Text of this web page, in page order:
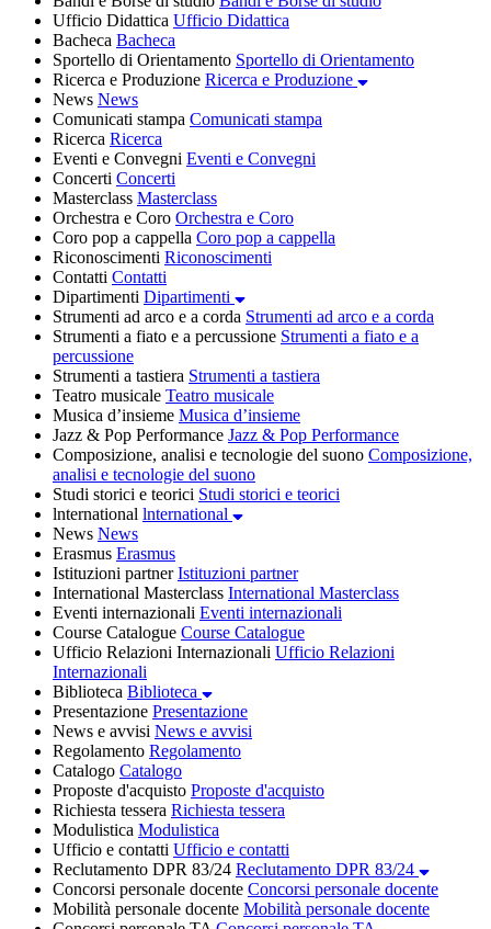
Ufficio Didattica Ufficio Didattica
Bacheca Bacheca
Sportello di Orientamento Sportello di Orientamento
Ricerca e Produzione Ricerca e Produzione
News News
Comunicati stampa Comunicati stampa
Ricerca Ricerca
Eventi e Convegni Eventi e Convegni
Concerti Concerti
Masterclass Masterclass
Orchestra e Coro Orchestra e Coro
Coro pop a cappella Coro pop a cappella
Riconoscimenti Riconoscimenti
Contatti Contatti
Dipartimenti Dipartimenti
Strumenti ad arco e a corda Strumenti ad arco e a corda
Strumenti a fiato e a percussione Strumenti a fiato e a
percussione
Strumenti a tastiera Strumenti a tastiera
Teatro musicale Teatro musicale
Musica d’insieme Musica d’insieme
Jazz & Pop Performance Jazz & Pop Performance
Composizione, analisi e tecnologie del suono Composizione,
analisi e tecnologie del suono
Studi storici e teorici Studi storici e teorici
lnternational lnternational
News News
Erasmus Erasmus
Istituzioni partner Istituzioni partner
International Masterclass International Masterclass
Eventi internazionali Eventi internazionali
Course Catalogue Course Catalogue
Ufficio Relazioni Internazionali Ufficio Relazioni
Internazionali
Biblioteca Biblioteca
Presentazione Presentazione
News e avvisi News e avvisi
Regolamento Regolamento
Catalogo Catalogo
Proposte d'acquisto Proposte d'acquisto
Richiesta tessera Richiesta tessera
Modulistica Modulistica
Ufficio e contatti Ufficio e contatti
Reclutamento DPR 83/24 Reclutamento DPR 83/24
Concorsi personale docente Concorsi personale docente
Mobilità personale docente Mobilità personale docente